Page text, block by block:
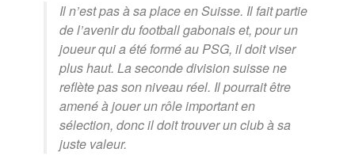
Il n’est pas à sa place en Suisse. Il fait partie
de l’avenir du football gabonais et, pour un
joueur qui a été formé au PSG, il doit viser
plus haut. La seconde division suisse ne
reflète pas son niveau réel. Il pourrait être
amené à jouer un rôle important en
sélection, donc il doit trouver un club à sa
juste valeur.